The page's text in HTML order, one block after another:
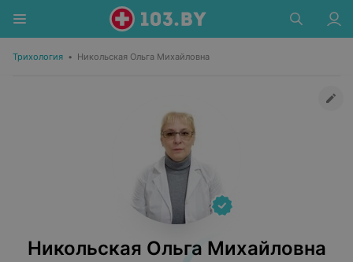
Трихология • Никольская Ольга Михайловна
Никольская Ольга Михайловна